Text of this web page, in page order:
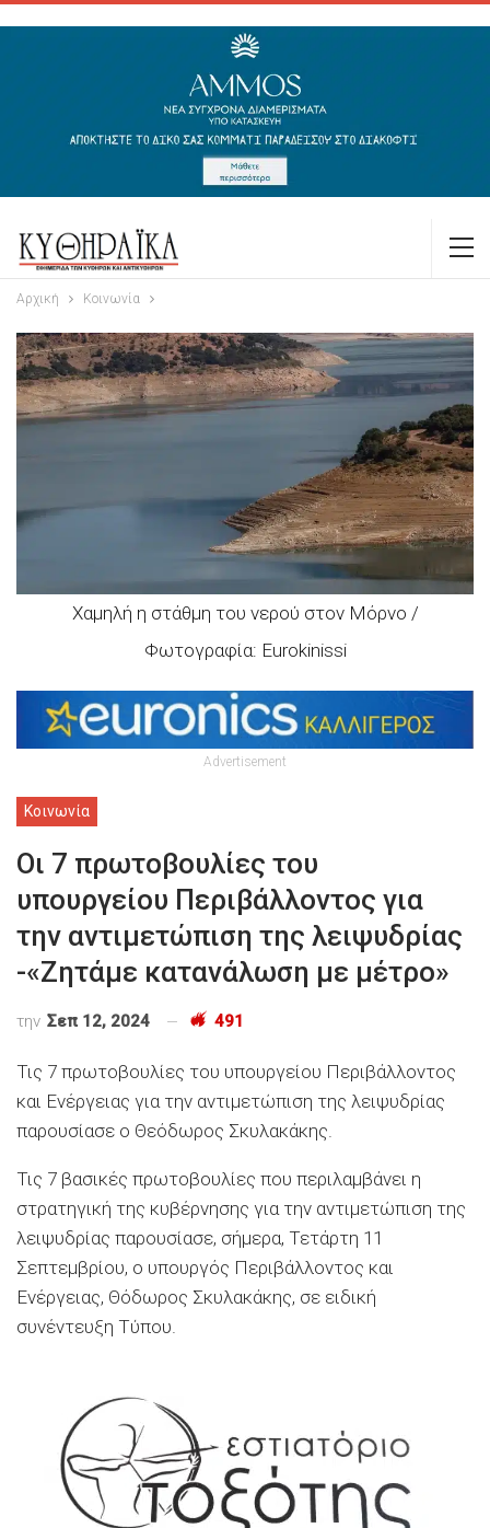
Αρχική Κοινωνία
Χαμηλή η στάθμη του νερού στον Μόρνο /
Φωτογραφία: Eurokinissi
Advertisement
Κοινωνία
Οι 7 πρωτοβουλίες του
υπουργείου Περιβάλλοντος για
την αντιμετώπιση της λειψυδρίας
-«Ζητάμε κατανάλωση με μέτρο»
την Σεπ 12, 2024 491
Τις 7 πρωτοβουλίες του υπουργείου Περιβάλλοντος
και Ενέργειας για την αντιμετώπιση της λειψυδρίας
παρουσίασε ο Θεόδωρος Σκυλακάκης.
Τις 7 βασικές πρωτοβουλίες που περιλαμβάνει η
στρατηγική της κυβέρνησης για την αντιμετώπιση της
λειψυδρίας παρουσίασε, σήμερα, Τετάρτη 11
Σεπτεμβρίου, ο υπουργός Περιβάλλοντος και
Ενέργειας, Θόδωρος Σκυλακάκης, σε ειδική
συνέντευξη Τύπου.